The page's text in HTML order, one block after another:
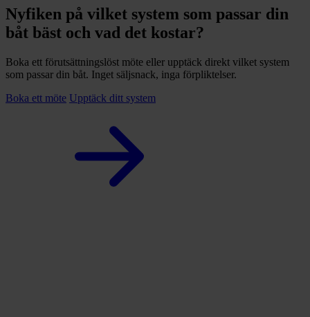
Nyfiken på vilket system som passar din
båt bäst och vad det kostar?
Boka ett förutsättningslöst möte eller upptäck direkt vilket system
som passar din båt. Inget säljsnack, inga förpliktelser.
Boka ett möte Upptäck ditt system